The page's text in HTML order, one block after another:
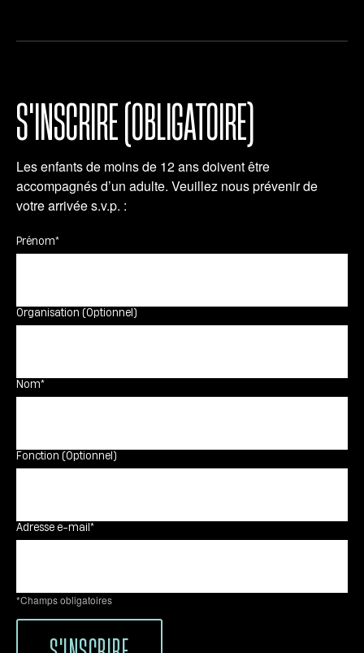
S'INSCRIRE (OBLIGATOIRE)
Les enfants de moins de 12 ans doivent être
accompagnés d’un adulte. Veuillez nous prévenir de
votre arrivée s.v.p. :
Prénom*
Organisation (Optionnel)
Nom*
Fonction (Optionnel)
Adresse e-mail*
*Champs obligatoires